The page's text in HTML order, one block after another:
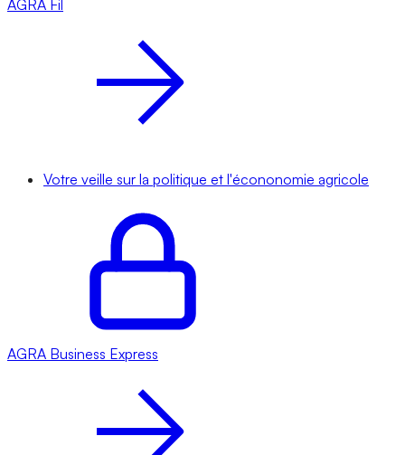
AGRA Fil
Votre veille sur la politique et l'écononomie agricole
AGRA Business Express